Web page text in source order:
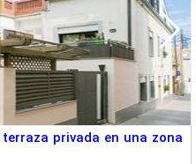
privada en una zona